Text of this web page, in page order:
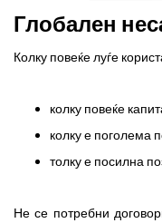
Глобален
Колку повеќе луѓе
колку повеќе
колку е поголема
толку е посилна
Не се потребни